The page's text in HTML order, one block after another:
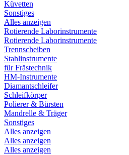
Küvetten
Sonstiges
Alles anzeigen
Rotierende Laborinstrumente
Rotierende Laborinstrumente
Trennscheiben
Stahlinstrumente
für Frästechnik
HM-Instrumente
Diamantschleifer
Schleifkörper
Polierer & Bürsten
Mandrelle & Träger
Sonstiges
Alles anzeigen
Alles anzeigen
Alles anzeigen